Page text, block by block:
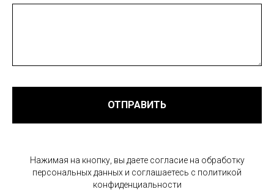
ОТПРАВИТЬ
Нажимая на кнопку, вы даете согласие на обработку
персональных данных и соглашаетесь c политикой
конфиденциальности